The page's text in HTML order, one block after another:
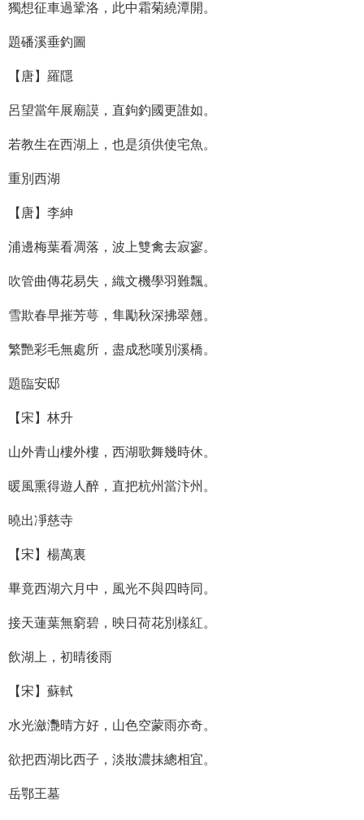
獨想征車過鞏洛，此中霜菊繞潭開。
題磻溪垂釣圖
【唐】羅隱
呂望當年展廟謨，直鉤釣國更誰如。
若教生在西湖上，也是須供使宅魚。
重別西湖
【唐】李紳
浦邊梅葉看凋落，波上雙禽去寂寥。
吹管曲傳花易失，織文機學羽難飄。
雪欺春早摧芳萼，隼勵秋深拂翠翹。
繁艷彩毛無處所，盡成愁嘆別溪橋。
題臨安邸
【宋】林升
山外青山樓外樓，西湖歌舞幾時休。
暖風熏得遊人醉，直把杭州當汴州。
曉出凈慈寺
【宋】楊萬裏
畢竟西湖六月中，風光不與四時同。
接天蓮葉無窮碧，映日荷花別樣紅。
飲湖上，初晴後雨
【宋】蘇軾
水光瀲灧晴方好，山色空蒙雨亦奇。
欲把西湖比西子，淡妝濃抹總相宜。
岳鄂王墓